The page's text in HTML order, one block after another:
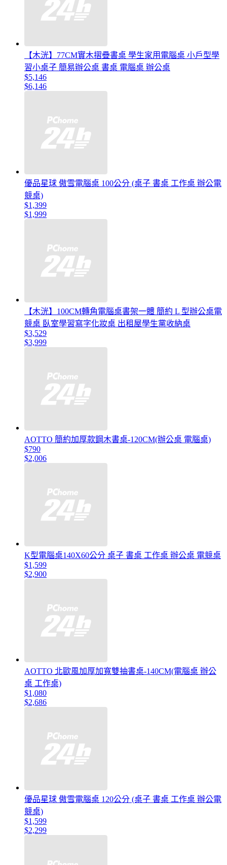
【木洸】77CM實木摺疊書桌 學生家用電腦桌 小戶型學
習小桌子 簡易辦公桌 書桌 電腦桌 辦公桌
$5,146
$6,146
優品星球 傲雪電腦桌 100公分 (桌子 書桌 工作桌 辦公電
競桌)
$1,399
$1,999
【木洸】100CM轉角電腦桌書架一體 簡約 L 型辦公桌電
競桌 臥室學習寫字化妝桌 出租屋學生黨收納桌
$3,529
$3,999
AOTTO 簡約加厚款鋼木書桌-120CM(辦公桌 電腦桌)
$790
$2,006
K型電腦桌140X60公分 桌子 書桌 工作桌 辦公桌 電競桌
$1,599
$2,900
AOTTO 北歐風加厚加寬雙抽書桌-140CM(電腦桌 辦公
桌 工作桌)
$1,080
$2,686
優品星球 傲雪電腦桌 120公分 (桌子 書桌 工作桌 辦公電
競桌)
$1,599
$2,299